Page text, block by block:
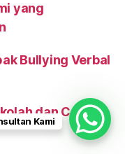
yang
Bullying Verbal
dan Cara
Kami